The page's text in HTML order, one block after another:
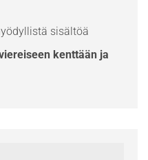
sisältöä
kenttään ja